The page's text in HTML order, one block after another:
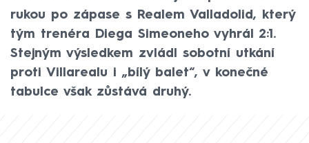
rukou po zápase s Realem Valladolid, který
tým trenéra Diega Simeoneho vyhrál 2:1.
Stejným výsledkem zvládl sobotní utkání
proti Villarealu i „bílý balet“, v konečné
tabulce však zůstává druhý.